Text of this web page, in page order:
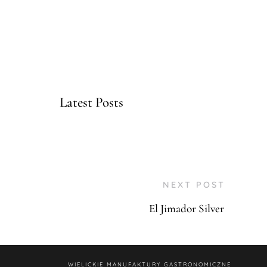
Latest Posts
NEXT POST
El Jimador Silver
WIELICKIE MANUFAKTURY GASTRONOMICZNE